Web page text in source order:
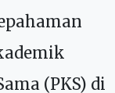
(PKS) di